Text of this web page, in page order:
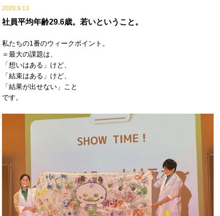
2020.9.13
社員平均年齢29.6歳。若いということ。
私たちの1番のウィークポイント。
＝最大の課題は、
「想いはある」けど、
「結束はある」けど、
「結果が出せない」こと
です。